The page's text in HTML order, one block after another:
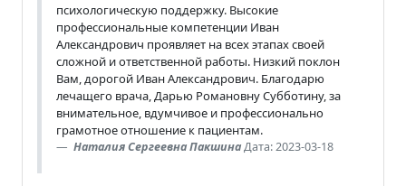
психологическую поддержку. Высокие
профессиональные компетенции Иван
Александрович проявляет на всех этапах своей
сложной и ответственной работы. Низкий поклон
Вам, дорогой Иван Александрович. Благодарю
лечащего врача, Дарью Романовну Субботину, за
внимательное, вдумчивое и профессионально
грамотное отношение к пациентам.
Наталия Сергеевна ПакшинаДата: 2023-03-18